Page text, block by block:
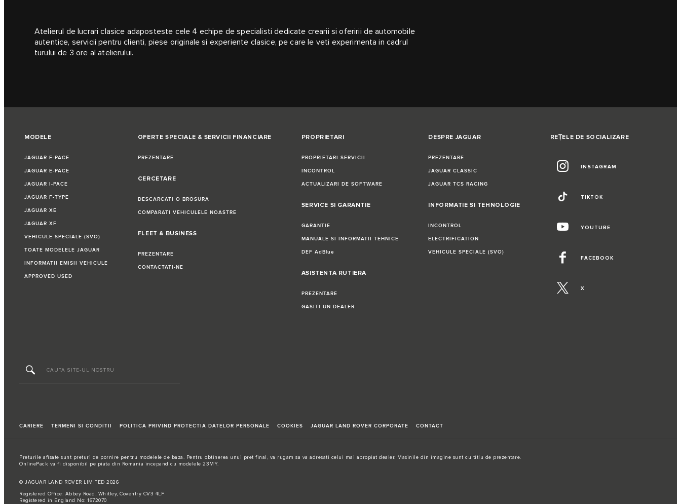
Atelierul de lucrari clasice adaposteste cele 4 echipe de specialisti dedicate crearii si oferirii de automobile
autentice, servicii pentru clienti, piese originale si experiente clasice, pe care le veti experimenta in cadrul
turului de 3 ore al atelierului.
MODELE
JAGUAR F-PACE
JAGUAR E-PACE
JAGUAR I-PACE
JAGUAR F-TYPE
JAGUAR XE
JAGUAR XF
VEHICULE SPECIALE (SVO)
TOATE MODELELE JAGUAR
INFORMATII EMISII VEHICULE
APPROVED USED
OFERTE SPECIALE & SERVICII FINANCIARE
PREZENTARE
CERCETARE
DESCARCATI O BROSURA
COMPARATI VEHICULELE NOASTRE
FLEET & BUSINESS
PREZENTARE
CONTACTATI-NE
PROPRIETARI
PROPRIETARI SERVICII
INCONTROL
ACTUALIZARI DE SOFTWARE
SERVICE SI GARANTIE
GARANTIE
MANUALE SI INFORMATII TEHNICE
DEF AdBlue
ASISTENTA RUTIERA
PREZENTARE
GASITI UN DEALER
DESPRE JAGUAR
PREZENTARE
JAGUAR CLASSIC
JAGUAR TCS RACING
INFORMATIE SI TEHNOLOGIE
INCONTROL
ELECTRIFICATION
VEHICULE SPECIALE (SVO)
REȚELE DE SOCIALIZARE
INSTAGRAM
TIKTOK
YOUTUBE
FACEBOOK
X
CARIERE TERMENI SI CONDITII POLITICA PRIVIND PROTECTIA DATELOR PERSONALE COOKIES JAGUAR LAND ROVER CORPORATE CONTACT
Preturile afisate sunt preturi de pornire pentru modelele de baza. Pentru obtinerea unui pret final, va rugam sa va adresati celui mai apropiat dealer. Masinile din imagine sunt cu titlu de prezentare.
OnlinePack va fi disponibil pe piata din Romania incepand cu modelele 23MY.
© JAGUAR LAND ROVER LIMITED 2026
Registered Office: Abbey Road, Whitley, Coventry CV3 4LF
Registered in England No: 1672070